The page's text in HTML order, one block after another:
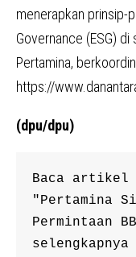
menerapkan prinsip-
Governance (ESG)
Pertamina,
https://
(dpu/dpu)
Baca artikel
"Pertamina
Permintaan